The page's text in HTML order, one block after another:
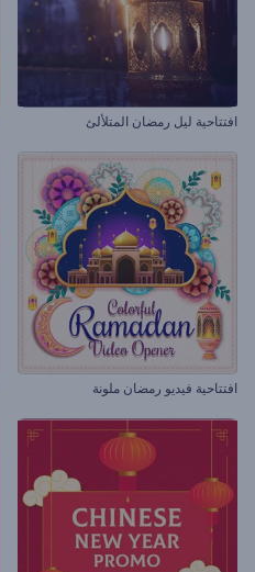
افتتاحية ليل رمضان المتلألئ
افتتاحية فيديو رمضان ملونة